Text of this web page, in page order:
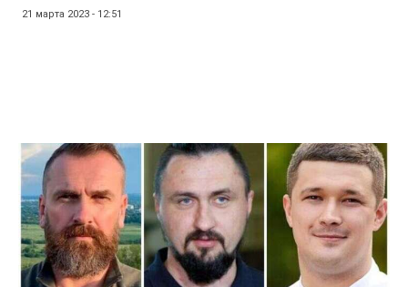
21 марта 2023 - 12:51